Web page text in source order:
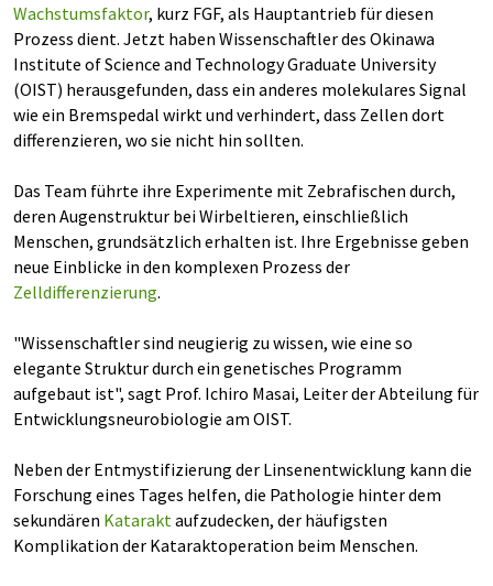
Wachstumsfaktor, kurz FGF, als Hauptantrieb für diesen
Prozess dient. Jetzt haben Wissenschaftler des Okinawa
Institute of Science and Technology Graduate University
(OIST) herausgefunden, dass ein anderes molekulares Signal
wie ein Bremspedal wirkt und verhindert, dass Zellen dort
differenzieren, wo sie nicht hin sollten.
Das Team führte ihre Experimente mit Zebrafischen durch,
deren Augenstruktur bei Wirbeltieren, einschließlich
Menschen, grundsätzlich erhalten ist. Ihre Ergebnisse geben
neue Einblicke in den komplexen Prozess der
Zelldifferenzierung.
"Wissenschaftler sind neugierig zu wissen, wie eine so
elegante Struktur durch ein genetisches Programm
aufgebaut ist", sagt Prof. Ichiro Masai, Leiter der Abteilung für
Entwicklungsneurobiologie am OIST.
Neben der Entmystifizierung der Linsenentwicklung kann die
Forschung eines Tages helfen, die Pathologie hinter dem
sekundären Kataraktaufzudecken, der häufigsten
Komplikation der Kataraktoperation beim Menschen.